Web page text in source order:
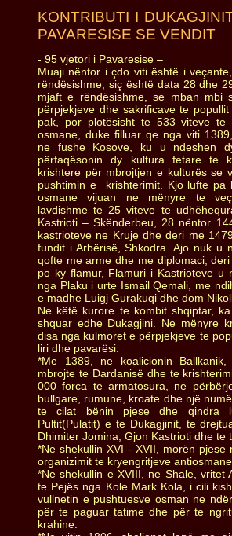
KONTRIBUTI I
PAVARESISE SE VENDIT
- 95 vjetori i Pavaresise –
Muaji nëntor i çdo viti është i
rëndësishme, siç është data 28 dhe
mjaft e rëndësishme, se mban mbi
përpjekjeve dhe sakrificave te
pak, por plotësisht te 533 viteve te
osmane, duke filluar qe nga viti
ne fushe Kosove, ku u ndeshen
përfaqësonin dy kultura fetare te
krishtere për mbrojtjen e kulturës se
pushtimin e krishterimit. Kjo lufte pa
osmane vijuan ne mënyre te
lavdishme te 25 viteve te
Kastrioti – Skënderbeu, 28 nëntor
kastrioteve ne Kruje dhe deri me
fundit i Arbërisë, Shkodra. Ajo nuk u
qofte me arme dhe me diplomaci,
po ky flamur, Flamuri i Kastrioteve u
nga Plaku i urte Ismail Qemali, me
e madhe Luigj Gurakuqi dhe dom
Ne këtë kurore te kombit shqiptar,
shquar edhe Dukagjini. Ne mënyre
disa nga kulmoret e përpjekjeve te
liri dhe pavarësi:
*Me 1389, ne koalicionin
mbrojte te Dardanisë dhe te
000 forca te armatosura, ne
bullgare, rumune, kroate dhe një
te cilat bënin pjese dhe qindra
Pultit(Pulatit) e te Dukagjinit, te
Dhimiter Jomina, Gjon Kastrioti dhe te
*Ne shekullin XVI - XVII, morën pjese
organizimit te kryengritjeve antiosmane
*Ne shekullin e XVIII, ne Shale, vritet
te Pejës nga Kole Mark Kola, i cili
vullnetin e pushtuesve osman ne
për te paguar tatime dhe për te
krahine.